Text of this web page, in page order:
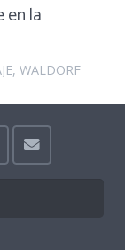
en la
, WALDORF